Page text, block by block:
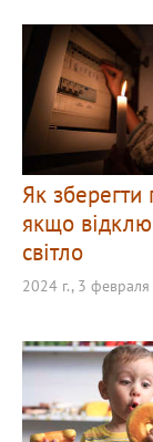
Як зберегти
якщо
світло
2024 г., 3 февраля